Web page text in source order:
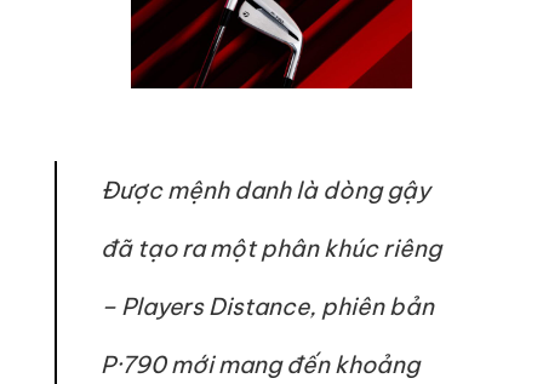
Được mệnh danh là dòng gậy
đã tạo ra một phân khúc riêng
– Players Distance, phiên bản
P·790 mới mang đến khoảng